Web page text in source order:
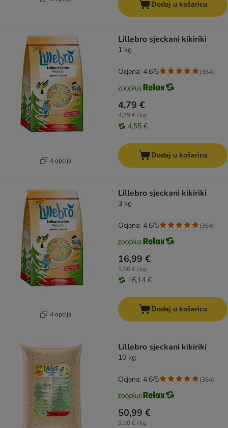
Dodaj u košaricu
4 opcija
Lillebro sjeckani kikiriki
1 kg
4,79 €
4,79 € / kg
4,55 €
Ocjena: 4.6/5 (364)
Dodaj u košaricu
4 opcija
Lillebro sjeckani kikiriki
3 kg
16,99 €
5,66 € / kg
16,14 €
Ocjena: 4.6/5 (364)
Dodaj u košaricu
Lillebro sjeckani kikiriki
10 kg
50,99 €
5,10 € / kg
Ocjena: 4.6/5 (364)